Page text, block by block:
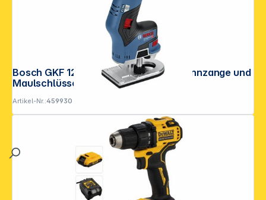
Bosch GKF 12V-8 Akku-Fräse inkl. Spannzange und
Maulschlüssel
Artikel-Nr.:459930